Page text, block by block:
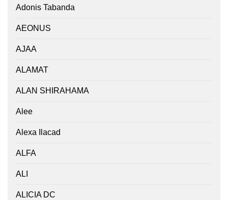
Adonis Tabanda
AEONUS
AJAA
ALAMAT
ALAN SHIRAHAMA
Alee
Alexa Ilacad
ALFA
ALI
ALICIA DC